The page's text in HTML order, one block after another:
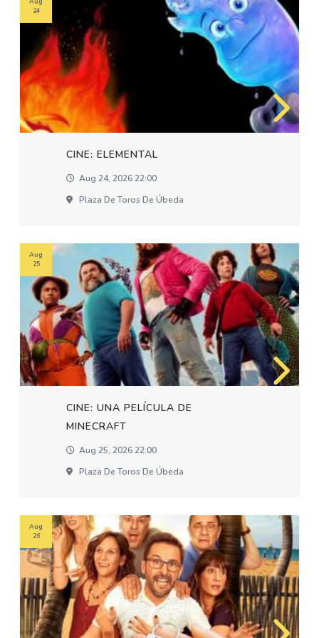
CINE: ELEMENTAL
Aug 24, 2026 22:00
Plaza De Toros De Úbeda
24
CINE: UNA PELÍCULA DE
MINECRAFT
Aug 25, 2026 22:00
Plaza De Toros De Úbeda
Aug
25
Aug
26